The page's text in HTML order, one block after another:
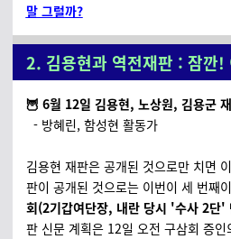
말 그럴까?
2. 김용현과 역전재판 : 잠깐!
🦉 6월 12일 김용현, 노상원, 김용군
- 방혜린, 함성현 활동가
김용현 재판은 공개된 것으로만 치면
판이 공개된 것으로는 이번이 세 번째
회(2기갑여단장, 내란 당시 '수사 2단'
판 신문 계획은 12일 오전 구삼회 증